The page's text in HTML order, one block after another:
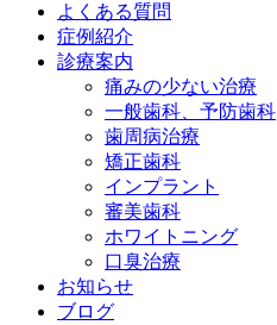
よくある質問
症例紹介
診療案内
痛みの少ない治療
一般歯科、予防歯科
歯周病治療
矯正歯科
インプラント
審美歯科
ホワイトニング
口臭治療
お知らせ
ブログ